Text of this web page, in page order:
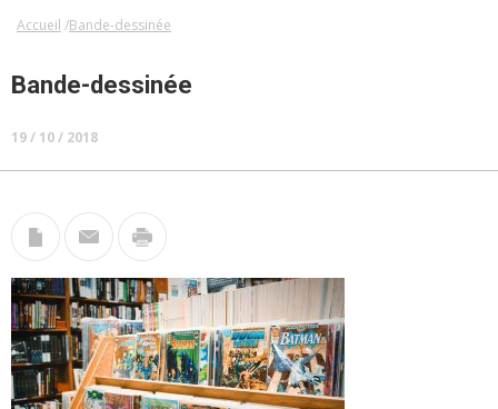
Accueil Bande-dessinée
Bande-dessinée
19 / 10 / 2018